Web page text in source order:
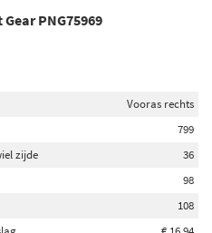
PNG75969
Vooras rechts
799
zijde
36
98
108